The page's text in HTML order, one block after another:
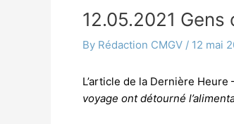
12.05.2021
By Rédaction CMGV / 12 mai
L’article de la Dernière
voyage ont détourné